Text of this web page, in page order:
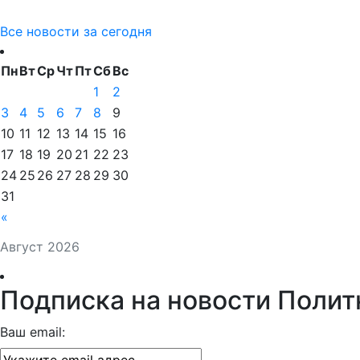
Все новости за сегодня
Август 2026
ПнВтСрЧтПтСбВс
«
1
2
3
4 5 6 7 8
9
10 11 12 13 14 15 16
17 18 19 20 21 22 23
24 25 26 27 28 29 30
31
Подписка на новости
Ваш email: